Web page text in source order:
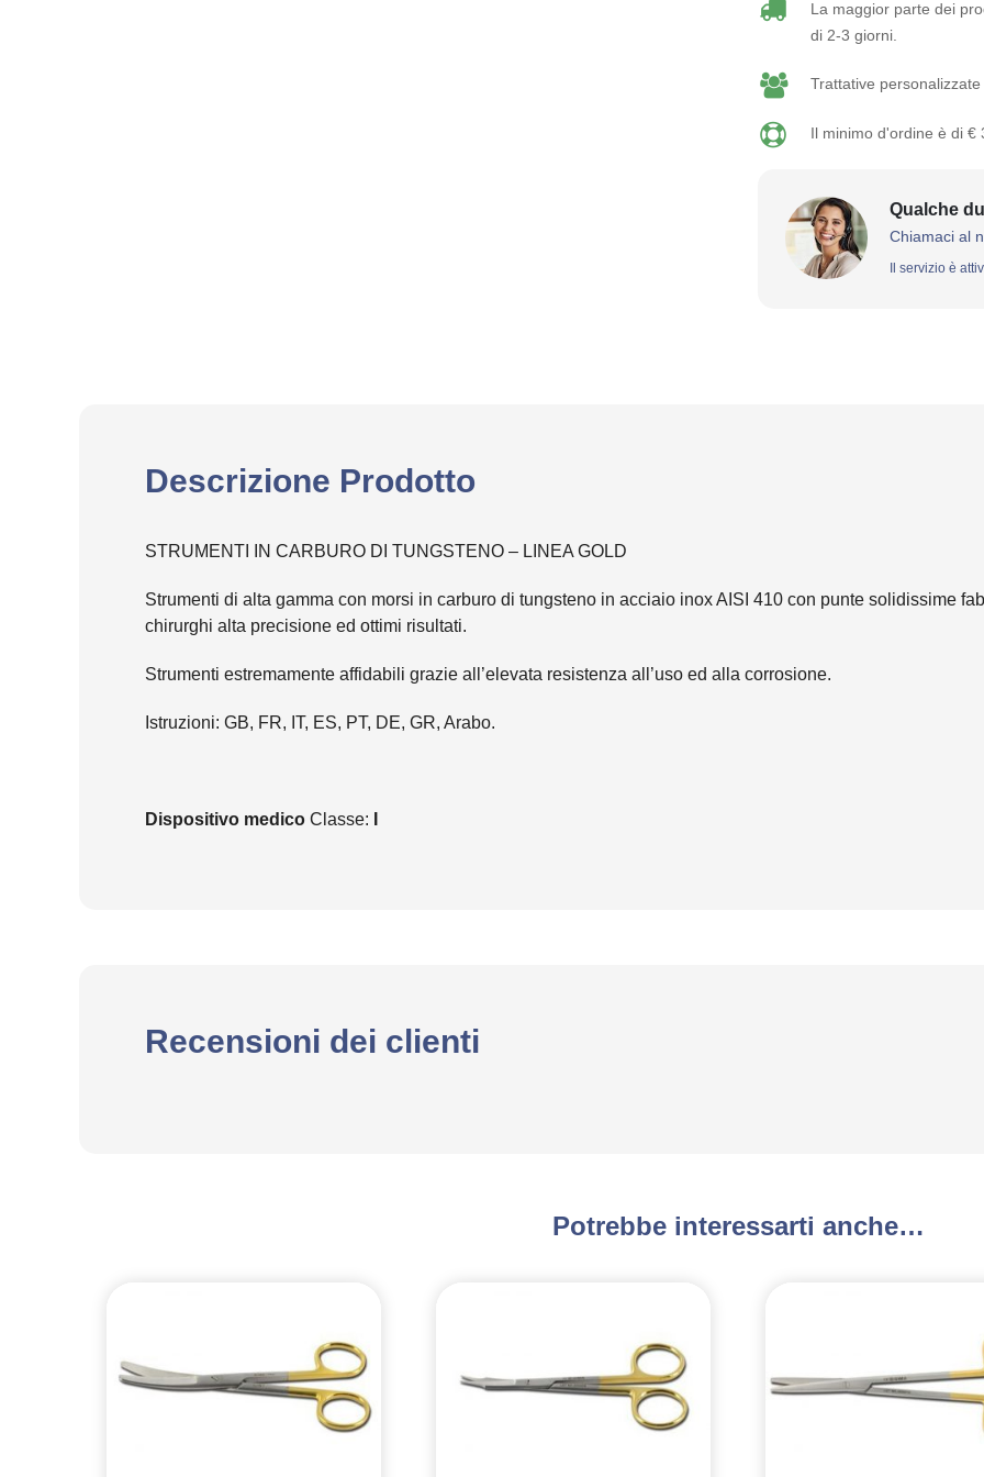
La maggior parte dei
di 2-3 giorni.
Trattative
Il minimo d'ordine è di €
Qualche
Chiamaci al
Il servizio è
Descrizione Prodotto
STRUMENTI IN CARBURO DI TUNGSTENO – LINEA GOLD
Strumenti di alta gamma con morsi in carburo di tungsteno in acciaio inox AISI 410 con punte solidissime
chirurghi alta precisione ed ottimi risultati.
Strumenti estremamente affidabili grazie all’elevata resistenza all’uso ed alla corrosione.
Istruzioni: GB, FR, IT, ES, PT, DE, GR, Arabo.
Dispositivo medico Classe:
Recensioni dei clienti
Potrebbe interessarti anche…